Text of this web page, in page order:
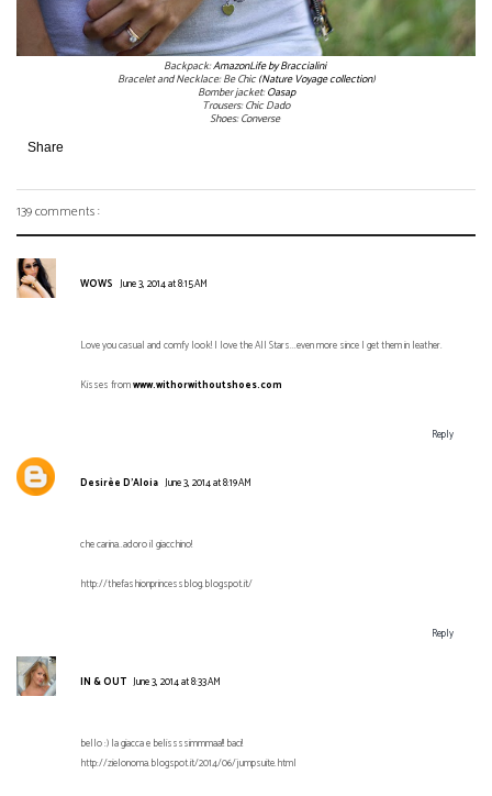
Backpack:AmazonLife by Braccialini
Bracelet and Necklace: Be Chic(Nature Voyage collection)
Bomber jacket:Oasap
Trousers: Chic Dado
Shoes: Converse
Share
139 comments :
WOWS June 3, 2014 at 8:15 AM
Love you casual and comfy look! I love the All Stars...even more since I get them in leather.
Kisses fromwww.withorwithoutshoes.com
Reply
Desirèe D'Aloia June 3, 2014 at 8:19 AM
che carina..adoro il giacchino!
http://thefashionprincessblog.blogspot.it/
Reply
IN & OUT June 3, 2014 at 8:33 AM
bello :) la giacca e belissssimmmaa!! baci!
http://zielonoma.blogspot.it/2014/06/jumpsuite.html